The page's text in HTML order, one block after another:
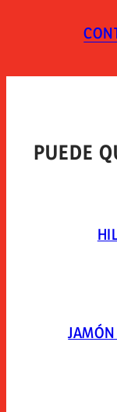
de
Envasado
PUEDE